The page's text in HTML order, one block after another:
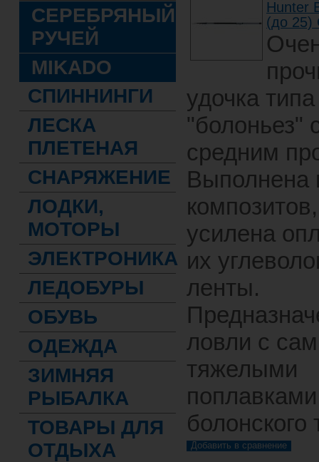
СЕРЕБРЯНЫЙ
РУЧЕЙ
MIKADO
СПИННИНГИ
ЛЕСКА
ПЛЕТЕНАЯ
СНАРЯЖЕНИЕ
ЛОДКИ,
МОТОРЫ
ЭЛЕКТРОНИКА
ЛЕДОБУРЫ
ОБУВЬ
ОДЕЖДА
ЗИМНЯЯ
РЫБАЛКА
ТОВАРЫ ДЛЯ
ОТДЫХА
Hunter
(до 25)
удочка типа
"болоньез"
средним
Выполнена
композитов,
усилена
их
ленты.
ловли с
тяжелыми
поплавками
болонского